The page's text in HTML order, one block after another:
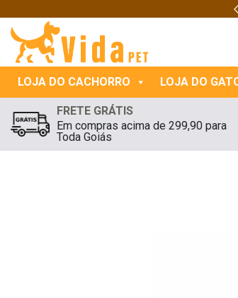
LOJA DO CACHORRO LOJA DO
FRETE GRÁTIS
Em compras acima de 299,90 para
Toda Goiás